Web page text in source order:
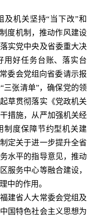
机关坚持“当下改”和
度机制，推动作风建设
实党中央及省委重大决
用好任务台账、落实台
委会党组向省委请示报
三张清单”，确保党的领
草贯彻落实《党政机关
措施，从严加强机关经
制度保障节约型机关建
定关于进一步提升全省
水平的指导意见，推动
服务中心等融合建设，
中的作用。
省人大常委会党组及
国特色社会主义思想为